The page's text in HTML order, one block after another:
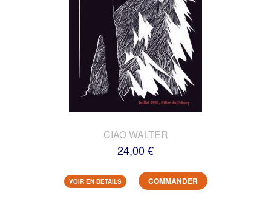
CIAO WALTER
24,00 €
VOIR EN DETAILS COMMANDER